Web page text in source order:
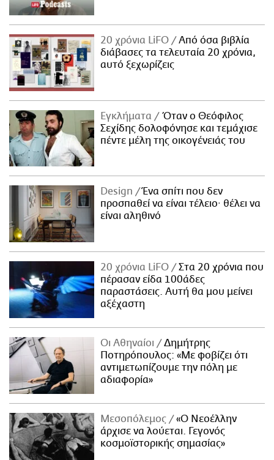
20 χρόνια LiFO
Από όσα βιβλία
διάβασες τα τελευταία 20 χρόνια,
αυτό ξεχωρίζεις
Εγκλήματα
Όταν ο Θεόφιλος
Σεχίδης δολοφόνησε και τεμάχισε
πέντε μέλη της οικογένειάς του
Design
Ένα σπίτι που δεν
προσπαθεί να είναι τέλειο· θέλει να
είναι αληθινό
20 χρόνια LiFO
Στα 20 χρόνια που
πέρασαν είδα 100άδες
παραστάσεις. Αυτή θα μου μείνει
αξέχαστη
Οι Αθηναίοι
Δημήτρης
Ποτηρόπουλος: «Με φοβίζει ότι
αντιμετωπίζουμε την πόλη με
αδιαφορία»
Μεσοπόλεμος
«Ο Νεοέλλην
άρχισε να λούεται. Γεγονός
κοσμοϊστορικής σημασίας»